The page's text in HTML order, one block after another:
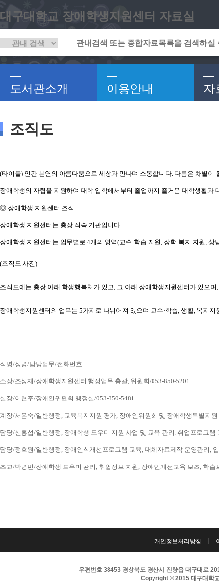
대구대학교 장애학생지원센터 자료실
도서관소개 이용안내 자
조직도
(타이틀) 인간 본연의 아름다움으로 세상과 만나며 소통합니다. 다름은 차별이
장애학생의 자립을 지원하여 대학 입학에서부터 졸업까지 즐거운 대학생활과
◎ 장애학생 지원센터 조직
장애학생 지원센터는 총장 직속 기관입니다.
장애학생 지원센터는 업무별로 4개의 영역(교수·학습 지원, 장학·복지 지원, 상
(조직도 사진)
조직도에는 총장 아래 학생행복처가 있고, 그 아래 장애학생지원센터가 있으
장애학생지원센터의 업무는 5가지로 나뉘어져 있으며 교수·학습, 생활, 복지
직명/성명/담당업무/전화번호
소장/조성재/장애학생지원센터 행정업무 총괄, 위원회/053-850-5201
실장/이현주/장애인위원회 행정실/053-850-5481
계장/서은숙/일반행정, 교육복지지원 평가, 장애인위원회 및 장애학생특별지
담당/신홍섭/일반행정, 장애학생 도우미 지원 사업 및 교육 관리, 취업프로그
담당/정호원/일반행정, 장애인식개선프로그램 교육, 대체자료제작 운영관리,
조교/박명빈/장애학생 도우미 관리, 취업정보 지원, 장애인개선교육 보조, 학
개인정보처리방침
우편번호 38453 경상북도 경산시 진량읍 대구대로
Copyright © 2015 대구대학